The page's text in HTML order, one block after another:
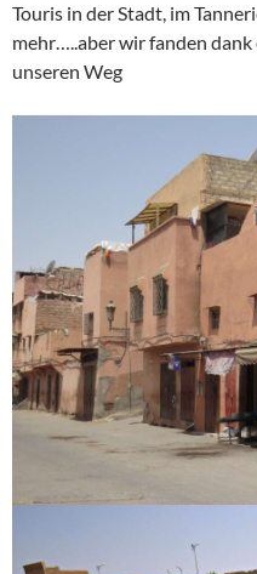
Touris in der Stadt, im
mehr…..aber wir fanden
unseren Weg